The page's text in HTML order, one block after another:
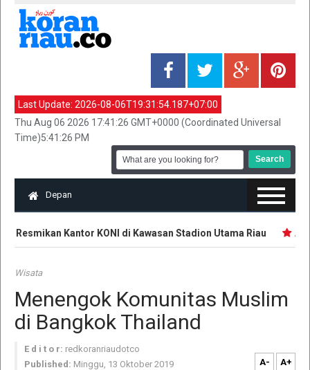
Last Update: 2026-08-06T19:31:54.187+07:00
Thu Aug 06 2026 17:41:26 GMT+0000 (Coordinated Universal
Time)5:41:26 PM
Depan
Resmikan Kantor KONI di Kawasan Stadion Utama Riau Atlet
Wisata
Menengok Komunitas Muslim
di Bangkok Thailand
E d i t o r: redkoranriaudotco
Published: Minggu, 13 Oktober 2019 A- A+